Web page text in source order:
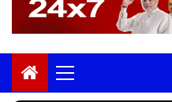
Primary
Menu